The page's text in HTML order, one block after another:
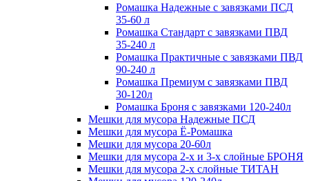
Ромашка Надежные с завязками ПСД
35-60 л
Ромашка Стандарт с завязками ПВД
35-240 л
Ромашка Практичные с завязками ПВД
90-240 л
Ромашка Премиум с завязками ПВД
30-120л
Ромашка Броня с завязками 120-240л
Мешки для мусора Надежные ПСД
Мешки для мусора Ё-Ромашка
Мешки для мусора 20-60л
Мешки для мусора 2-х и 3-х слойные БРОНЯ
Мешки для мусора 2-х слойные ТИТАН